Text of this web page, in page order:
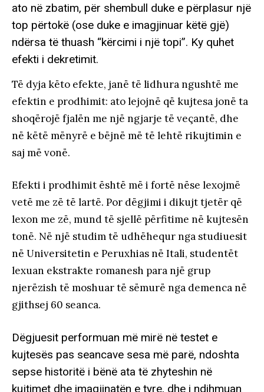
ato në zbatim, për shembull duke e përplasur një
top përtokë (ose duke e imagjinuar këtë gjë)
ndërsa të thuash “kërcimi i një topi”. Ky quhet
efekti i dekretimit.
Të dyja këto efekte, janë të lidhura ngushtë me
efektin e prodhimit: ato lejojnë që kujtesa jonë ta
shoqërojë fjalën me një ngjarje të veçantë, dhe
në këtë mënyrë e bëjnë më të lehtë rikujtimin e
saj më vonë.
Efekti i prodhimit është më i fortë nëse lexojmë
vetë me zë të lartë. Por dëgjimi i dikujt tjetër që
lexon me zë, mund të sjellë përfitime në kujtesën
tonë. Në një studim të udhëhequr nga studiuesit
në Universitetin e Peruxhias në Itali, studentët
lexuan ekstrakte romanesh para një grup
njerëzish të moshuar të sëmurë nga demenca në
gjithsej 60 seanca.
Dëgjuesit performuan më mirë në testet e
kujtesës pas seancave sesa më parë, ndoshta
sepse historitë i bënë ata të zhyteshin në
kujtimet dhe imagjinatën e tyre, dhe i ndihmuan